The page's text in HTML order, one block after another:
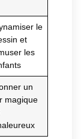
le
et
les
un
magique